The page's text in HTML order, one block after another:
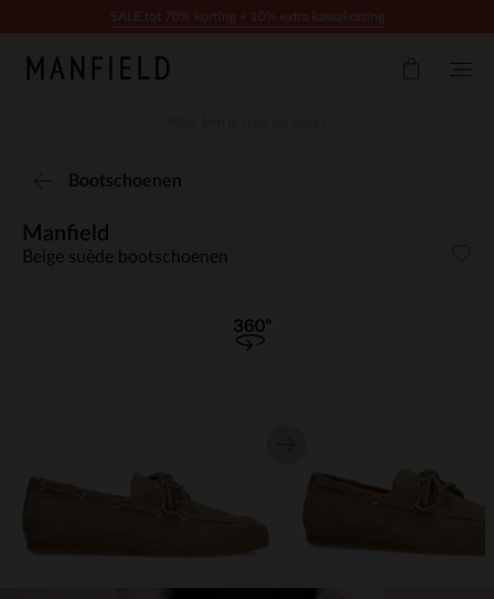
Bootschoenen
Manfield
Beige suède bootschoenen